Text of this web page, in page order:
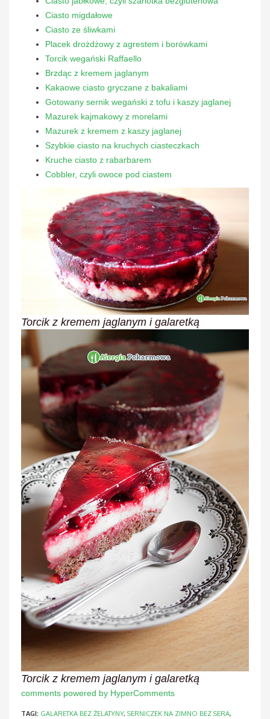
Ciasto migdałowe
Ciasto ze śliwkami
Placek drożdżowy z agrestem i borówkami
Torcik wegański Raffaello
Brzdąc z kremem jaglanym
Kakaowe ciasto gryczane z bakaliami
Gotowany sernik wegański z tofu i kaszy jaglanej
Mazurek kajmakowy z morelami
Mazurek z kremem z kaszy jaglanej
Szybkie ciasto na kruchych ciasteczkach
Kruche ciasto z rabarbarem
Cobbler, czyli owoce pod ciastem
Torcik z kremem jaglanym i galaretką
Torcik z kremem jaglanym i galaretką
comments powered by HyperComments
TAGI: GALARETKA BEZ ŻELATYNY, SERNICZEK NA ZIMNO BEZ SERA,